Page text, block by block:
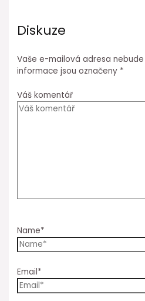
Diskuze
Vaše e-mailová adresa nebude
informace jsou označeny *
Váš komentář
Name*
Email*